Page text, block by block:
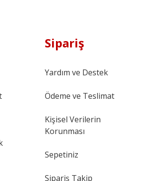
Sipariş
Yardım ve Destek
Ödeme ve Teslimat
Kişisel Verilerin
Korunması
Sepetiniz
Sipariş Takip